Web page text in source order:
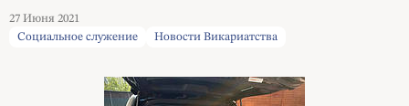
27 Июня 2021
Социальное служение
Новости Викариатства